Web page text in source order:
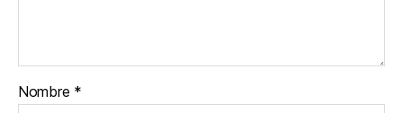
Nombre *